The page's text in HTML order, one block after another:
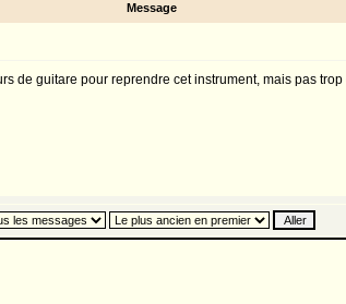
Message
de guitare pour reprendre cet instrument, mais pas